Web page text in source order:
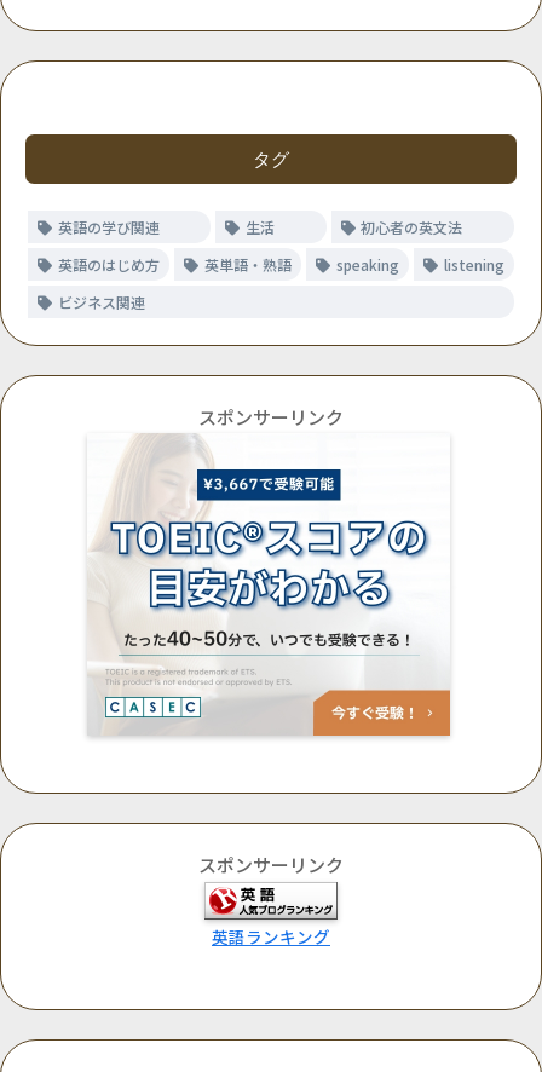
タグ
英語の学び関連 生活
初心者の英文法
英語のはじめ方
英単語・熟語 speaking
listening
ビジネス関連
スポンサーリンク
スポンサーリンク
英語ランキング